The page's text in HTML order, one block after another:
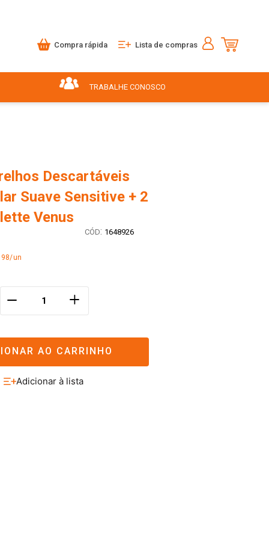
Compra rápida Lista de compras
TRABALHE CONOSCO
Descartáveis
Suave Sensitive + 2
Venus
: 1648926
un
＋
AO CARRINHO